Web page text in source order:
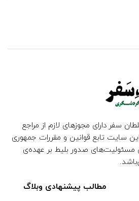
سفر دارای مجوزهای لازم از مراجع
سایت تابع قوانین و مقررات جمهوری
مسئولیت‌های صدور بلیط بر عهده‌ی
مطالب پیشنهادی وبلاگ